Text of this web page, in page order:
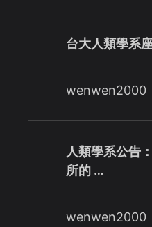
台大人類學系
wenwen2000
人類學系公告
所的 …
wenwen2000